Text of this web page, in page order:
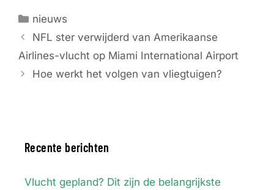
Categorieën
nieuws
NFL ster verwijderd van Amerikaanse
Airlines-vlucht op Miami International Airport
Hoe werkt het volgen van vliegtuigen?
Recente berichten
Vlucht gepland? Dit zijn de belangrijkste